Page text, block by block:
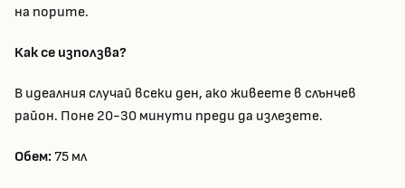
на порите.
Как се използва?
В идеалния случай всеки ден, ако живеете в слънчев
район. Поне 20-30 минути преди да излезете.
Обем:75 мл